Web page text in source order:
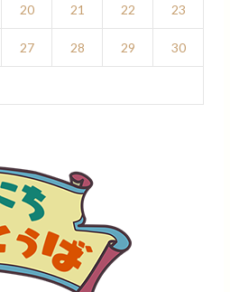
20 21 22 23
27 28 29 30